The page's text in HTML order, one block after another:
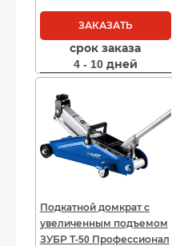
ЗАКАЗАТЬ
срок заказа
4 - 10 дней
Подкатной домкрат с
увеличенным подъемом
ЗУБР Т-50 Профессионал